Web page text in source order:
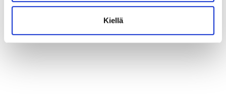
Kiellä